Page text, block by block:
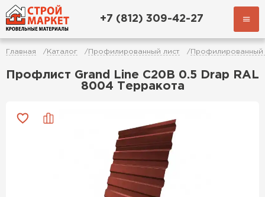
+7 (812) 309-42-27
Главная Каталог Профилированный лист Профилированный
Профлист Grand Line C20В 0.5 Drap RAL
8004 Терракота